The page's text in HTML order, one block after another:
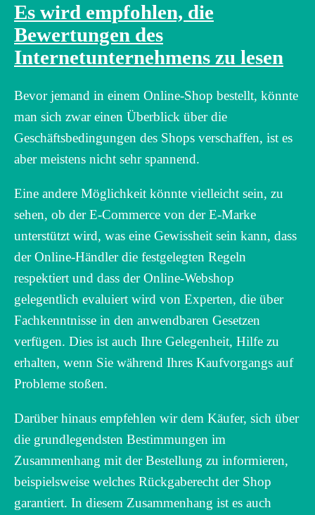
Es wird empfohlen, die
Bewertungen des
Internetunternehmens zu lesen
Bevor jemand in einem Online-Shop bestellt, könnte
man sich zwar einen Überblick über die
Geschäftsbedingungen des Shops verschaffen, ist es
aber meistens nicht sehr spannend.
Eine andere Möglichkeit könnte vielleicht sein, zu
sehen, ob der E-Commerce von der E-Marke
unterstützt wird, was eine Gewissheit sein kann, dass
der Online-Händler die festgelegten Regeln
respektiert und dass der Online-Webshop
gelegentlich evaluiert wird von Experten, die über
Fachkenntnisse in den anwendbaren Gesetzen
verfügen. Dies ist auch Ihre Gelegenheit, Hilfe zu
erhalten, wenn Sie während Ihres Kaufvorgangs auf
Probleme stoßen.
Darüber hinaus empfehlen wir dem Käufer, sich über
die grundlegendsten Bestimmungen im
Zusammenhang mit der Bestellung zu informieren,
beispielsweise welches Rückgaberecht der Shop
garantiert. In diesem Zusammenhang ist es auch